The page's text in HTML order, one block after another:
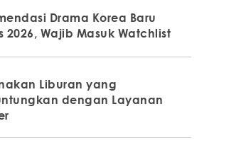
Drama Korea Baru
2026, Wajib Masuk Watchlist
Liburan yang
dengan Layanan